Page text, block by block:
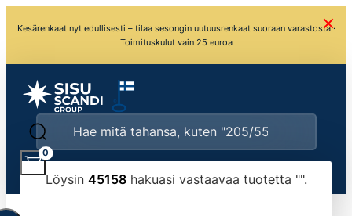
Kesärenkaat nyt edullisesti – tilaa sesongin uutuusrenkaat suoraan varastosta ·
Toimituskulut vain 25 euroa
Löysin 45158hakuasi vastaavaa tuotetta "".
0